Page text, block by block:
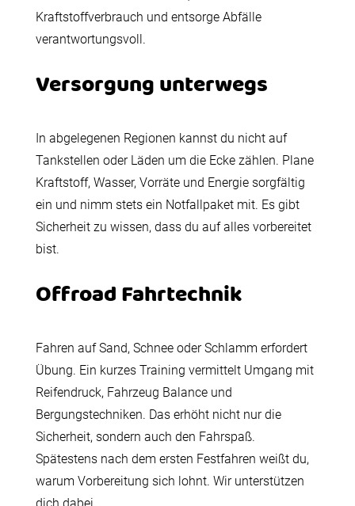
Kraftstoffverbrauch und entsorge Abfälle
verantwortungsvoll.
Versorgung unterwegs
In abgelegenen Regionen kannst du nicht auf
Tankstellen oder Läden um die Ecke zählen. Plane
Kraftstoff, Wasser, Vorräte und Energie sorgfältig
ein und nimm stets ein Notfallpaket mit. Es gibt
Sicherheit zu wissen, dass du auf alles vorbereitet
bist.
Offroad Fahrtechnik
Fahren auf Sand, Schnee oder Schlamm erfordert
Übung. Ein kurzes Training vermittelt Umgang mit
Reifendruck, Fahrzeug Balance und
Bergungstechniken. Das erhöht nicht nur die
Sicherheit, sondern auch den Fahrspaß.
Spätestens nach dem ersten Festfahren weißt du,
warum Vorbereitung sich lohnt. Wir unterstützen